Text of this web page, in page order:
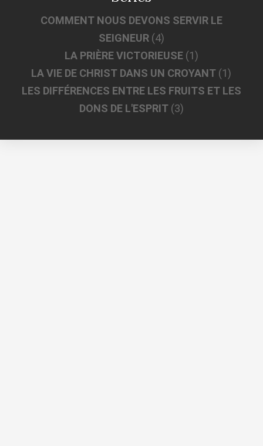
COMMENT NOUS DEVONS SERVIR LE
SEIGNEUR(4)
LA PRIÈRE VICTORIEUSE(1)
LA VIE DE CHRIST DANS UN CROYANT (1)
LES DIFFÉRENCES ENTRE LES FRUITS ET LES
DONS DE L'ESPRIT(3)